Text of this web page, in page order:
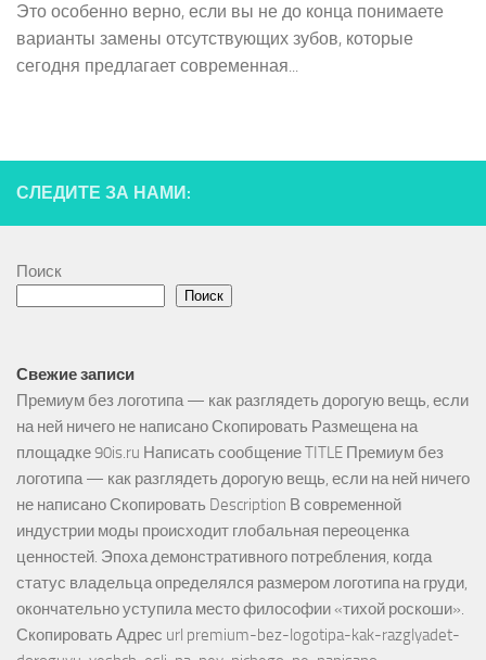
Это особенно верно, если вы не до конца понимаете
варианты замены отсутствующих зубов, которые
сегодня предлагает современная...
СЛЕДИТЕ ЗА НАМИ:
Поиск
Поиск
Свежие записи
Премиум без логотипа — как разглядеть дорогую вещь, если
на ней ничего не написано Скопировать Размещена на
площадке 90is.ru Написать сообщение TITLE Премиум без
логотипа — как разглядеть дорогую вещь, если на ней ничего
не написано Скопировать Description В современной
индустрии моды происходит глобальная переоценка
ценностей. Эпоха демонстративного потребления, когда
статус владельца определялся размером логотипа на груди,
окончательно уступила место философии «тихой роскоши».
Скопировать Адрес url premium-bez-logotipa-kak-razglyadet-